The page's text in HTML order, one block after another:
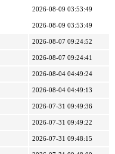
2026-08-09 03:53:49
2026-08-09 03:53:49
2026-08-07 09:24:52
2026-08-07 09:24:41
2026-08-04 04:49:24
2026-08-04 04:49:13
2026-07-31 09:49:36
2026-07-31 09:49:22
2026-07-31 09:48:15